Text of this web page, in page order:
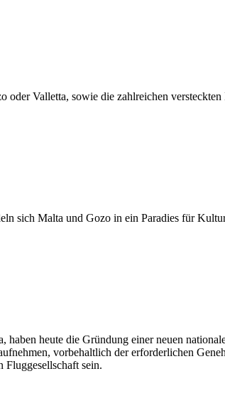
Valletta, sowie die zahlreichen
sich Malta und Gozo in ein Paradies für
heute die Gründung einer neuen
vorbehaltlich der erforderlichen
sein.